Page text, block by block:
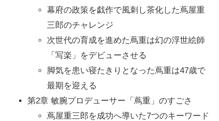
幕府の政策を戯作で風刺し茶化した蔦屋重
三郎のチャレンジ
次世代の育成を進めた蔦重は幻の浮世絵師
「写楽」をデビューさせる
脚気を患い寝たきりとなった蔦重は47歳で
最期を迎える
第2章 敏腕プロデューサー「蔦重」のすごさ
蔦屋重三郎を成功へ導いた7つのキーワード